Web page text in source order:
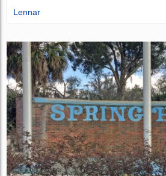
Lennar